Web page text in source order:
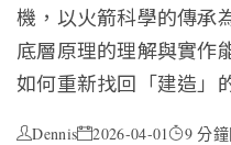
機，以火箭科學的傳承
底層原理的理解與實作
如何重新找回「建造」
Dennis 2026-04-01 9 分